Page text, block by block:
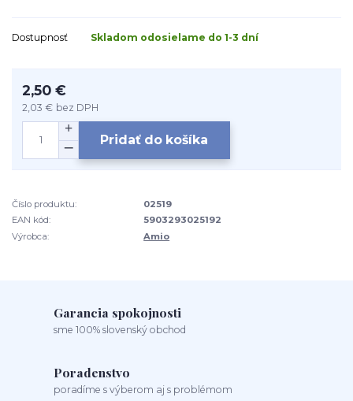
Dostupnosť Skladom odosielame do 1-3 dní
2,50 €
2,03 € bez DPH
Pridať do košíka
Číslo produktu:
02519
EAN kód:
5903293025192
Výrobca:
Amio
Garancia spokojnosti
sme 100% slovenský obchod
Poradenstvo
poradíme s výberom aj s problémom